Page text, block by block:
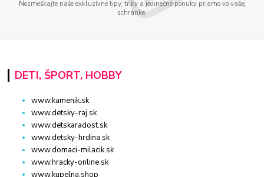
Nezmeškajte naše exkluzívne tipy, triky a jedinečné ponuky priamo vo vašej
schránke.
DETI, ŠPORT, HOBBY
www.kamenik.sk
www.detsky-raj.sk
www.detskaradost.sk
www.detsky-hrdina.sk
www.domaci-milacik.sk
www.hracky-online.sk
www.kupelna.shop